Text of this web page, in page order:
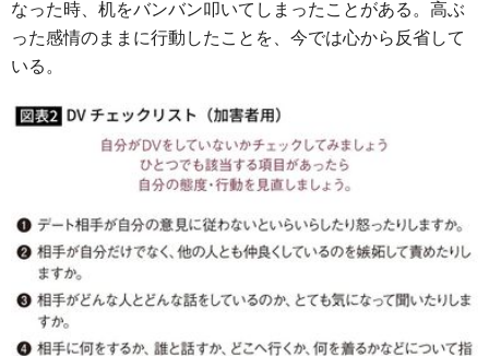
なった時、机をバンバン叩いてしまったことがある。高ぶ
った感情のままに行動したことを、今では心から反省して
いる。